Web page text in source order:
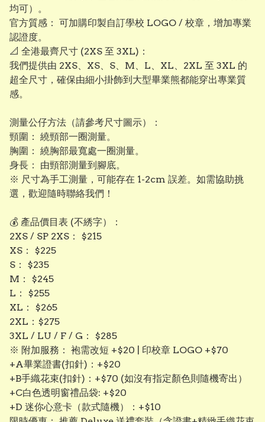
均可）。
​官方質感： 可加購印製自訂學校 LOGO / 校章，增加專業
認證度。
​📐 全港最齊尺寸 (2XS 至 3XL)：
我們提供由 2XS、XS、S、M、L、XL、2XL 至 3XL 的
超全尺寸，確保由細小掛飾到大型畢業熊都能穿出專業質
感。
測量公仔方法（請參考尺寸圖示）：
頸圍： 繞頸部一圈測量。
​胸圍： 繞胸部最寬處一圈測量。
​身長： 由頸部測量到腳底。
※ 尺寸為手工測量，可能存在 1-2cm 誤差。如需協助挑
選，歡迎隨時聯絡我們！
💰 產品價目表 (不綉字）：
​2XS / SP 2XS： $215
​XS： $225
​S： $235
​M： $245
​L： $255
​XL： $265
​2XL：$275
3XL / LU / F / G： $285
​※ 附加服務： 袍需改短 +$20 | 印校章 LOGO +$70
+A畢業證書(扣針)：+$20
+B手織花束(扣針)：+$70 (如沒有指定顏色則隨機寄出）
+C白色透明窗禮品袋: +$20
+D 迷你心意卡（款式隨機）：+$10